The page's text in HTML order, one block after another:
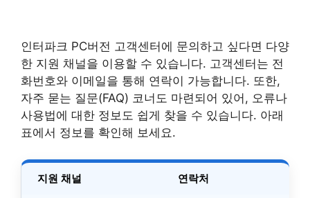
인터파크 PC버전 고객센터에 문의하고 싶다면 다양
한 지원 채널을 이용할 수 있습니다. 고객센터는 전
화번호와 이메일을 통해 연락이 가능합니다. 또한,
자주 묻는 질문(FAQ) 코너도 마련되어 있어, 오류나
사용법에 대한 정보도 쉽게 찾을 수 있습니다. 아래
표에서 정보를 확인해 보세요.
지원 채널 연락처